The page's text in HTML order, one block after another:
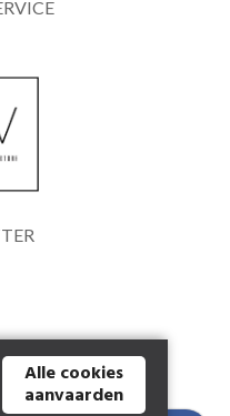
Alle cookies
aanvaarden